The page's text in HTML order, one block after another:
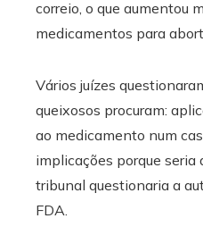
correio, o que aumentou
medicamentos para
Vários juízes
queixosos procuram:
ao medicamento num
implicações porque seria
tribunal questionaria a
FDA.